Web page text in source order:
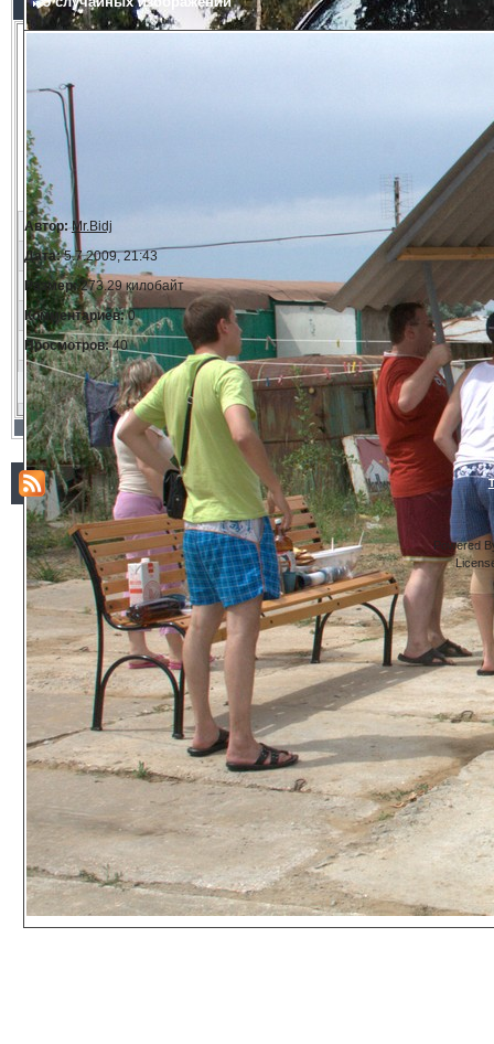
Автор: Mr.Bidj
Дата:5.7.2009, 21:43
Размер:273.29 килобайт
Комментариев:0
Просмотров:40
Powered